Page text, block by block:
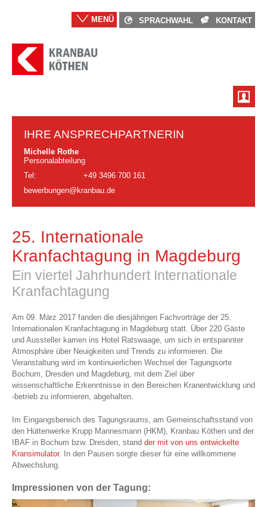
KONTAKT
SPRACHWAHL
MENÜ
IHRE ANSPRECHPARTNERIN
Michelle Rothe
Personalabteilung
Tel:
+49 3496 700 161
bewerbungen@kranbau.de
25. Internationale
Kranfachtagung in Magdeburg
Ein viertel Jahrhundert Internationale
Kranfachtagung
Am 09. März 2017 fanden die diesjährigen Fachvorträge der 25.
Internationalen Kranfachtagung in Magdeburg statt. Über 220 Gäste
und Aussteller kamen ins Hotel Ratswaage, um sich in entspannter
Atmosphäre über Neuigkeiten und Trends zu informieren. Die
Veranstaltung wird im kontinuierlichen Wechsel der Tagungsorte
Bochum, Dresden und Magdeburg, mit dem Ziel über
wissenschaftliche Erkenntnisse in den Bereichen Kranentwicklung und
-betrieb zu informieren, abgehalten.
Im Eingangsbereich des Tagungsraums, am Gemeinschaftsstand von
den Hüttenwerke Krupp Mannesmann (HKM), Kranbau Köthen und der
IBAF in Bochum bzw. Dresden, stand der mit von uns entwickelte
Kransimulator. In den Pausen sorgte dieser für eine willkommene
Abwechslung.
Impressionen von der Tagung: